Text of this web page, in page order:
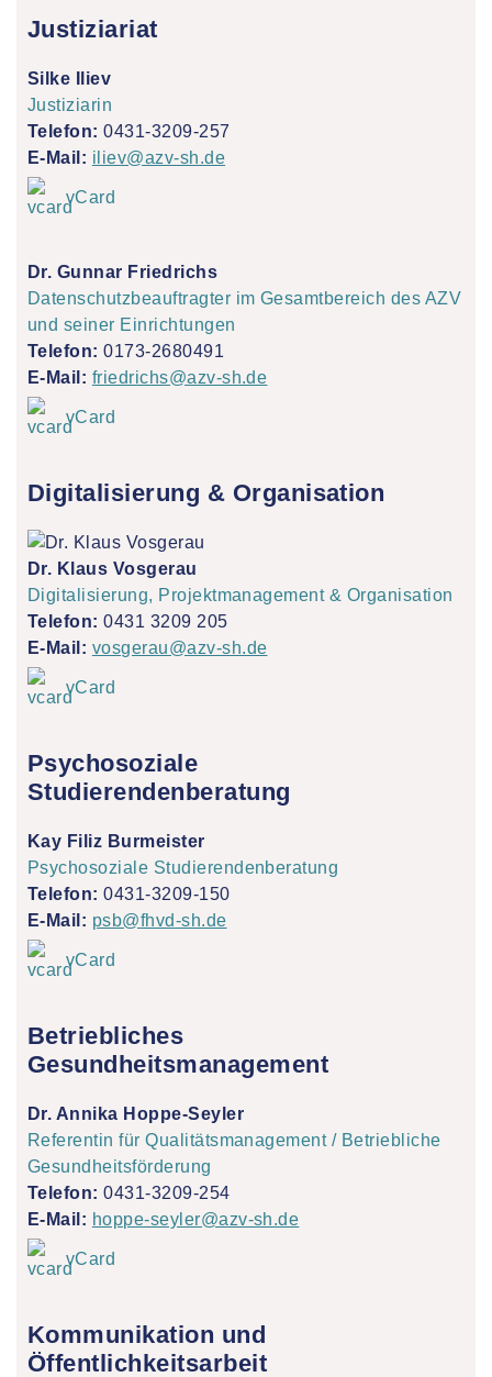
Justiziariat
Silke Iliev
Justiziarin
Telefon: 0431-3209-257
E-Mail: iliev@azv-sh.de
vCard
Dr. Gunnar Friedrichs
Datenschutzbeauftragter im Gesamtbereich des AZV
und seiner Einrichtungen
Telefon: 0173-2680491
E-Mail: friedrichs@azv-sh.de
vCard
Digitalisierung & Organisation
Dr. Klaus Vosgerau
Digitalisierung, Projektmanagement & Organisation
Telefon: 0431 3209 205
E-Mail: vosgerau@azv-sh.de
vCard
Psychosoziale
Studierendenberatung
Kay Filiz Burmeister
Psychosoziale Studierendenberatung
Telefon: 0431-3209-150
E-Mail: psb@fhvd-sh.de
vCard
Betriebliches
Gesundheitsmanagement
Dr. Annika Hoppe-Seyler
Referentin für Qualitätsmanagement / Betriebliche
Gesundheitsförderung
Telefon: 0431-3209-254
E-Mail: hoppe-seyler@azv-sh.de
vCard
Kommunikation und
Öffentlichkeitsarbeit